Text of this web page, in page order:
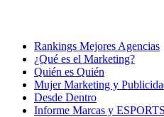
Rankings Mejores Agencias
¿Qué es el Marketing?
Quién es Quién
Mujer Marketing y
Desde Dentro
Informe Marcas y ESPORTS